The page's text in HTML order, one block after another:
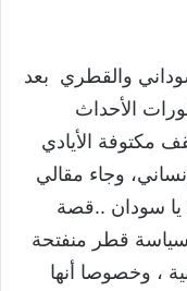
والقطري بعد
الأحداث
مكتوفة الأيادي
وجاء مقالي
(سالمة يا سودان ..قصة
سياسة قطر منفتحة
، وخصوصا أنها